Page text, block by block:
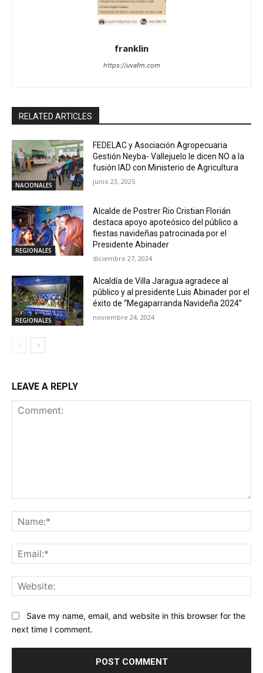
franklin
https://uvafm.com
RELATED ARTICLES
NACIONALES
FEDELAC y Asociación Agropecuaria
Gestión Neyba- Vallejuelo le dicen NO a la
fusión IAD con Ministerio de Agricultura
junio 23, 2025
REGIONALES
Alcalde de Postrer Rio Cristian Florián
destaca apoyo apoteósico del público a
fiestas navideñas patrocinada por el
Presidente Abinader
diciembre 27, 2024
REGIONALES
Alcaldía de Villa Jaragua agradece al
público y al presidente Luis Abinader por el
éxito de “Megaparranda Navideña 2024”
noviembre 24, 2024
LEAVE A REPLY
Save my name, email, and website in this browser for the
next time I comment.